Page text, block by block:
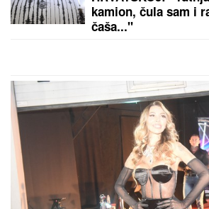
OPREZNO AKO IMATE
Upozorenje stručnjaka: Zbog ove
stradaju i pluća, srce, oči